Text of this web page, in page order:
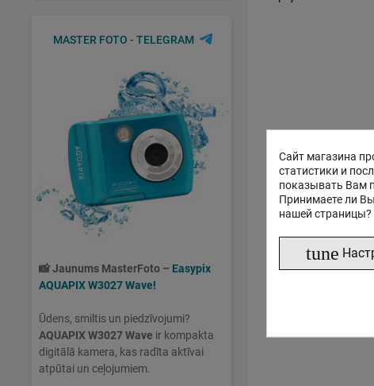
Сайт магазина
статистики и
показывать Вам
Принимаете ли
нашей страницы?
tune
MASTER FOTO - TELEGRAM
📸Jaunums MasterFoto – Easypix
AQUAPIX W3027 Wave!
Ūdens, smiltis un piedzīvojumi?
AQUAPIX W3027 Wave ir kompakta
digitālā kamera, kas radīta aktīvai
atpūtai un ceļojumiem.